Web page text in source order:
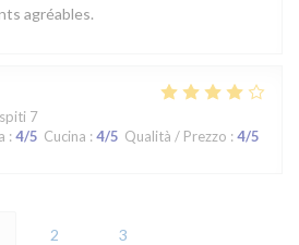
agréables.
7
: 4/5 Cucina : 4/5 Qualità / Prezzo : 4/5
2 3